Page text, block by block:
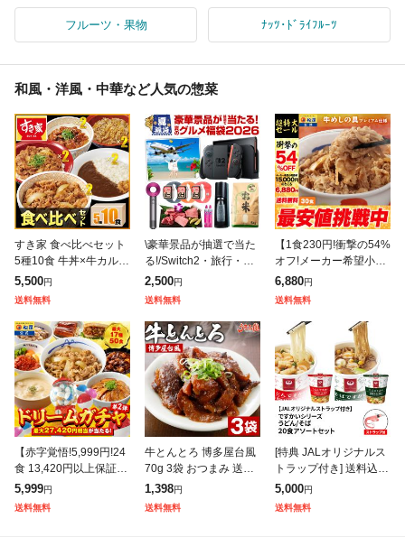
フルーツ・果物 ﾅｯﾂ･ﾄﾞﾗｲﾌﾙｰﾂ
和風・洋風・中華など人気の惣菜
すき家 食べ比べセット
5種10食 牛丼×牛カルビ
丼×豚生姜焼き丼×炭火
やきとり丼×横濱カレー
ール)】C
5,500円
送料無料
\豪華景品が抽選で当た
る!/Switch2・旅行・
米・和牛・ReFa・Dys
on・Apple Watch・Air
2,500円
送料無料
【1食230円!衝撃の54%
オフ!メーカー希望小売
価格15,000円→6,880
円】 牛めしの具(プレミ
6,880円
送料無料
【赤字覚悟!5,999円!24
食 13,420円以上保証!】
松屋 新春 ドリームガチ
ャ 福袋 2026 最大27,42
5,999円
送料無料
牛とんとろ 博多屋台風
70g 3袋 おつまみ 送料
無料 お試し 国産 和牛
牛肉 トントロ 豚とろ
1,398円
送料無料
[特典 JALオリジナルス
トラップ付き] 送料込み
ですかいシリーズ うど
ん / そば 20食 アソート
5,000円
送料無料